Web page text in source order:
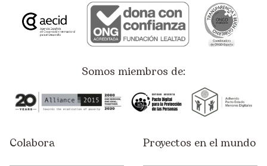
Somos miembros de:
Colabora Proyectos en el mundo